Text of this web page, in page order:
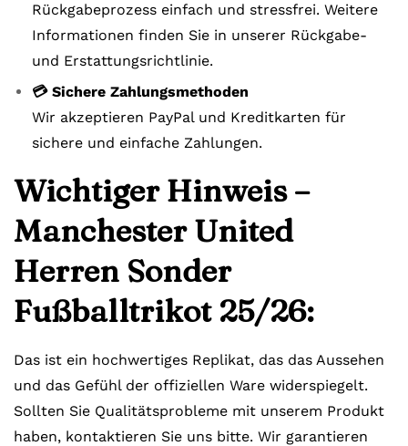
Rückgabeprozess einfach und stressfrei. Weitere
Informationen finden Sie in unserer Rückgabe-
und Erstattungsrichtlinie.
💳 Sichere Zahlungsmethoden
Wir akzeptieren PayPal und Kreditkarten für
sichere und einfache Zahlungen.
Wichtiger Hinweis –
Manchester United
Herren Sonder
Fußballtrikot 25/26:
Das ist ein hochwertiges Replikat, das das Aussehen
und das Gefühl der offiziellen Ware widerspiegelt.
Sollten Sie Qualitätsprobleme mit unserem Produkt
haben, kontaktieren Sie uns bitte. Wir garantieren